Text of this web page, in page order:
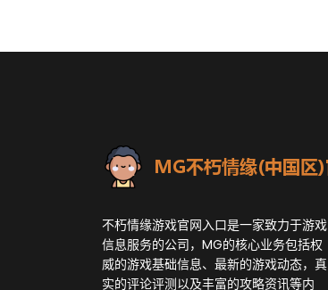
不朽情缘游戏官网入口是一家致力于游戏
信息服务的公司，MG的核心业务包括权
威的游戏基础信息、最新的游戏动态，真
实的评论评测以及丰富的攻略资讯等内